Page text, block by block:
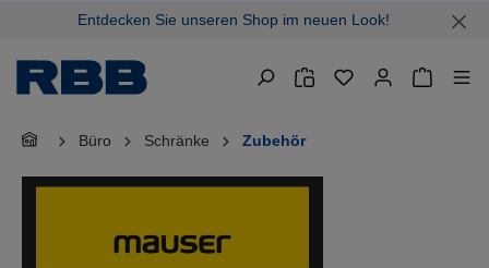
springenEntdecken Sie unseren Shop im neuen Look!
Büro Schränke Zubehör